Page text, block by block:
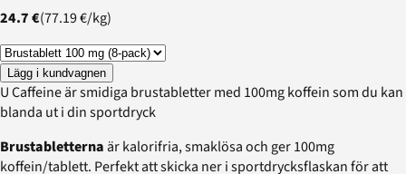
24.7 €(77.19 €/kg)
Lägg i kundvagnen
U Caffeine är smidiga brustabletter med 100mg koffein som du kan
blanda ut i din sportdryck
Brustabletternaär kalorifria, smaklösa och ger 100mg
koffein/tablett. Perfekt att skicka ner i sportdrycksflaskan för att